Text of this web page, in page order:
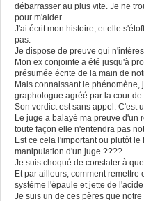
débarrasser au plus vite. Je ne
pour m'aider.
J'ai écrit mon histoire, et elle
pas.
Je dispose de preuve qui
Mon ex conjointe a été jusqu'à
présumée écrite de la main de
Mais connaissant le phénomène,
graphologue agréé par la cour de
Son verdict est sans appel. C'est
Le juge a balayé ma preuve d'un
toute façon elle n'entendra pas
Est ce cela l'important ou plutôt
manipulation d'un juge ????
Je suis choqué de constater à
Et par ailleurs, comment
système l'épaule et jette de
Je suis un de ces pères que